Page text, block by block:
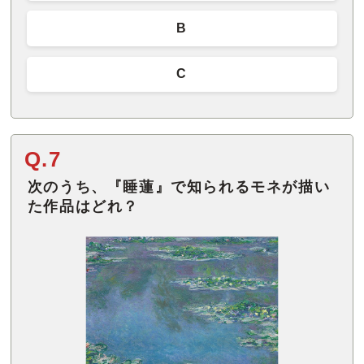
B
C
Q.7
次のうち、『睡蓮』で知られるモネが描い
た作品はどれ？